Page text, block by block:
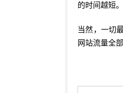
的时间越短。
当然，一切
网站流量全部